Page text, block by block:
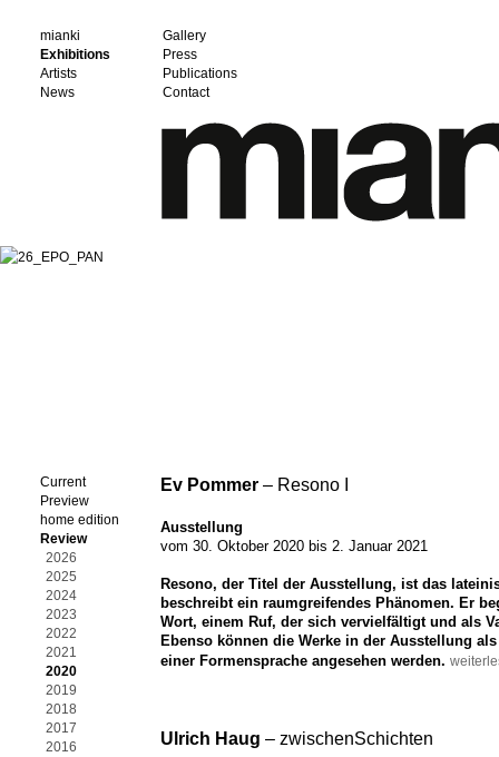
mianki
Gallery
Exhibitions
Press
Artists
Publications
News
Contact
Current
Preview
home edition
Review
2026
2025
2024
2023
2022
2021
2020
2019
2018
2017
2016
Ulrich Haug – zwischenSchichten
Ev Pommer – Resono I
Ausstellung
vom 30. Oktober 2020 bis 2. Januar 2021
Resono, der Titel der Ausstellung, ist das
beschreibt ein raumgreifendes Phänomen. Er
Wort, einem Ruf, der sich vervielfältigt und als
Ebenso können die Werke in der Ausstellung
einer Formensprache angesehen werden.